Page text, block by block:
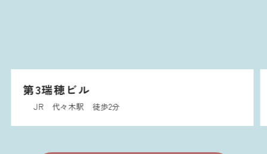
第5瑞穂ビル
JR 代々木駅 徒歩2分